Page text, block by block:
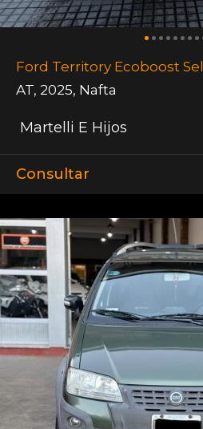
Ford Territory Ecoboost Sel
AT, 2025, Nafta
Martelli E Hijos
Consultar